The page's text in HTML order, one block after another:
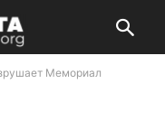
Мемориал